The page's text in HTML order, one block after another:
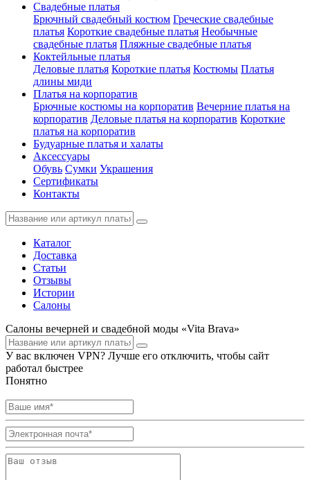
Свадебные платья
Брючный свадебный костюм Греческие свадебные
платья Короткие свадебные платья Необычные
свадебные платья Пляжные свадебные платья
Коктейльные платья
Деловые платья Короткие платья Костюмы Платья
длины миди
Платья на корпоратив
Брючные костюмы на корпоратив Вечерние платья на
корпоратив Деловые платья на корпоратив Короткие
платья на корпоратив
Будуарные платья и халаты
Аксессуары
Обувь Сумки Украшения
Сертификаты
Контакты
Каталог
Доставка
Статьи
Отзывы
Истории
Салоны
Салоны вечерней и свадебной моды «Vita Brava»
У вас включен VPN? Лучше его отключить, чтобы сайт
работал быстрее
Понятно